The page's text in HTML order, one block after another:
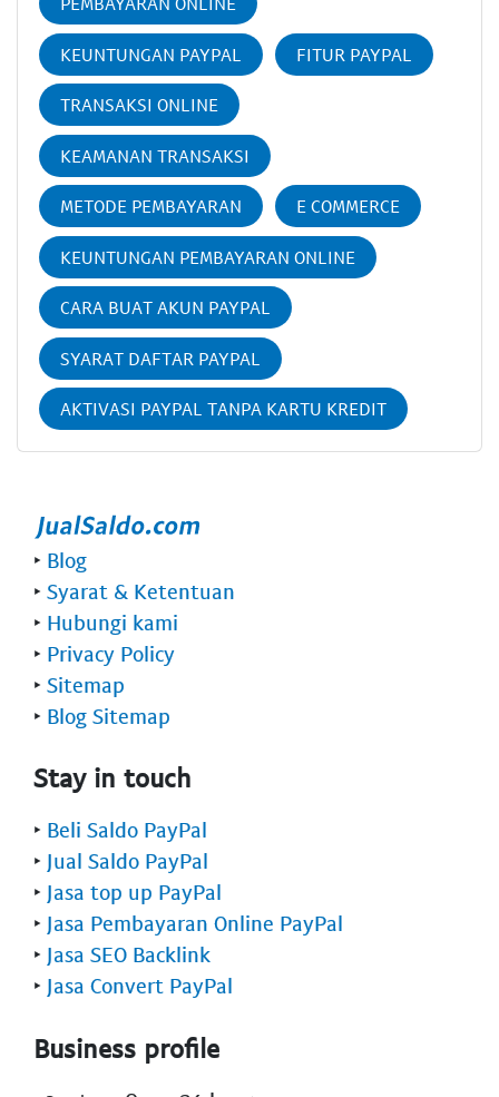
KEUNTUNGAN PAYPAL FITUR PAYPAL
TRANSAKSI ONLINE
KEAMANAN TRANSAKSI
METODE PEMBAYARAN E COMMERCE
KEUNTUNGAN PEMBAYARAN ONLINE
CARA BUAT AKUN PAYPAL
SYARAT DAFTAR PAYPAL
AKTIVASI PAYPAL TANPA KARTU KREDIT
‣ Blog
‣ Syarat & Ketentuan
‣ Hubungi kami
‣ Privacy Policy
‣ Sitemap
‣ Blog Sitemap
Stay in touch
‣ Beli Saldo PayPal
‣ Jual Saldo PayPal
‣ Jasa top up PayPal
‣ Jasa Pembayaran Online PayPal
‣ Jasa SEO Backlink
‣ Jasa Convert PayPal
Business profile